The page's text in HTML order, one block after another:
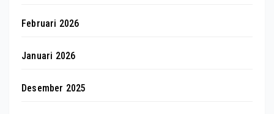
Februari 2026
Januari 2026
Desember 2025